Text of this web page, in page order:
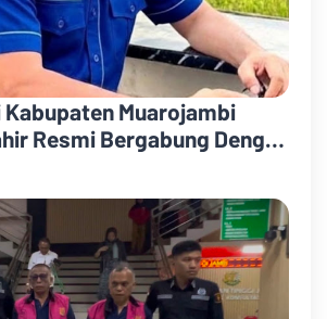
Muarojambi
Resmi Bergabung Dengan